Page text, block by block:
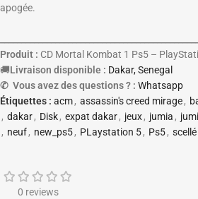
Étiquettes : acm, assassin's creed mirage,
, dakar, Disk, expat dakar, jeux, jumia ,
, neuf, new_ps5, PLaystation 5, Ps5, scellé
apogée.
Produit : CD Mortal Kombat 1 Ps5 –
🚚Livraison disponible : Dakar, Senegal
✆ Vous avez des questions ? : Whatsapp
0 reviews